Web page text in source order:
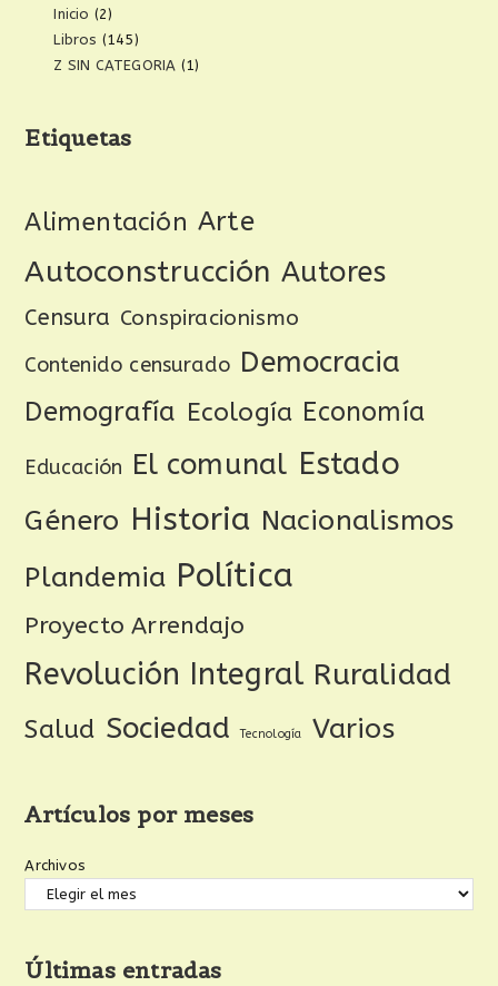
Inicio (2)
Libros (145)
Z SIN CATEGORIA (1)
Etiquetas
Alimentación Arte
Autoconstrucción Autores
Censura Conspiracionismo
Contenido censurado Democracia
Demografía Ecología Economía
Educación El comunal Estado
Género Historia Nacionalismos
Plandemia Política
Proyecto Arrendajo
Revolución Integral Ruralidad
Salud Sociedad Tecnología Varios
Artículos por meses
Archivos
Últimas entradas